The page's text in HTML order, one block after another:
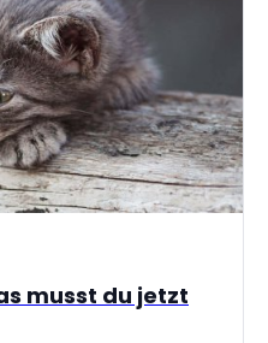
musst du jetzt